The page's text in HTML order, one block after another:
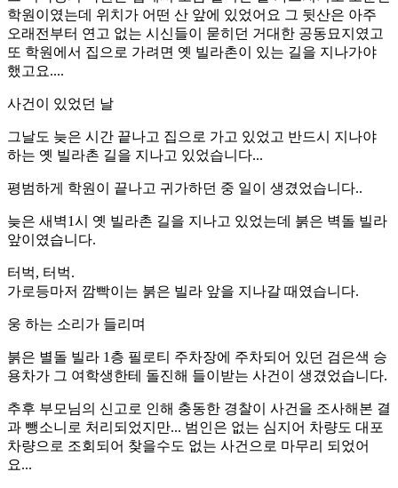
학원이였는데 위치가 어떤 산 앞에 있었어요 그 뒷산은 아주
오래전부터 연고 없는 시신들이 묻히던 거대한 공동묘지였고
또 학원에서 집으로 가려면 옛 빌라촌이 있는 길을 지나가야
했고요....
사건이 있었던 날
그날도 늦은 시간 끝나고 집으로 가고 있었고 반드시 지나야
하는 옛 빌라촌 길을 지나고 있었습니다...
평범하게 학원이 끝나고 귀가하던 중 일이 생겼었습니다..
늦은 새벽1시 옛 빌라촌 길을 지나고 있었는데 붉은 벽돌 빌라
앞이였습니다.
터벅, 터벅.
가로등마저 깜빡이는 붉은 빌라 앞을 지나갈 때였습니다.
웅 하는 소리가 들리며
붉은 별돌 빌라 1층 필로티 주차장에 주차되어 있던 검은색 승
용차가 그 여학생한테 돌진해 들이받는 사건이 생겼었습니다.
추후 부모님의 신고로 인해 충동한 경찰이 사건을 조사해본 결
과 뺑소니로 처리되었지만... 범인은 없는 심지어 차량도 대포
차량으로 조회되어 찾을수도 없는 사건으로 마무리 되었어
요...